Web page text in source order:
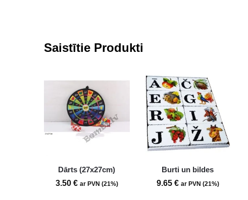
Saistītie Produkti
Dārts (27x27cm)
3.50 € ar PVN (21%)
Burti un bildes
9.65 € ar PVN (21%)